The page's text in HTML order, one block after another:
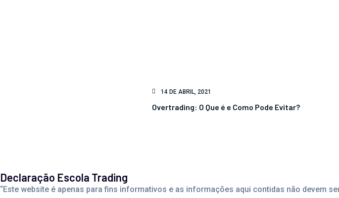
14 DE ABRIL, 2021
Overtrading: O Que é e Como Pode Evitar?
Declaração Escola Trading
“Este website é apenas para fins informativos e as informações aqui contidas não devem